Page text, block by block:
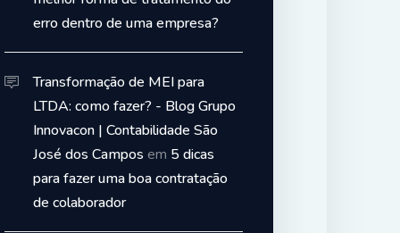
erro dentro de uma empresa?
Transformação de MEI para
LTDA: como fazer? - Blog Grupo
Innovacon | Contabilidade São
José dos Campos em 5 dicas
para fazer uma boa contratação
de colaborador